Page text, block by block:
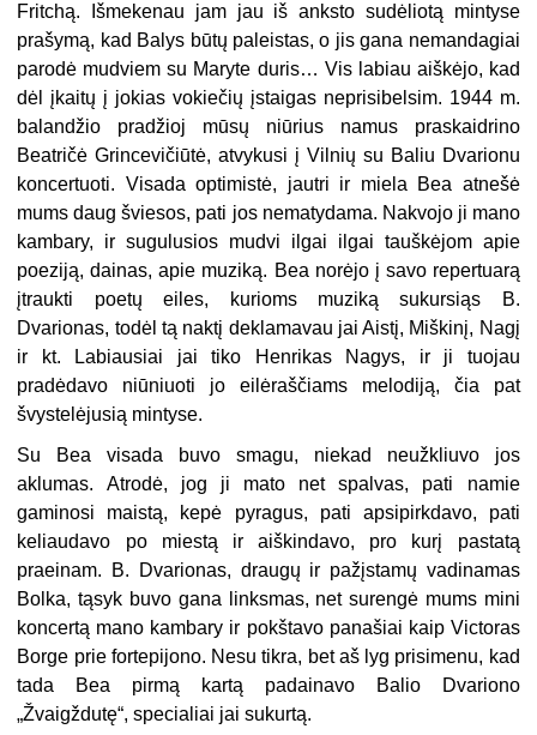
Fritchą. Išmekenau jam jau iš anksto sudėliotą mintyse
prašymą, kad Balys būtų paleistas, o jis gana nemandagiai
parodė mudviem su Maryte duris… Vis labiau aiškėjo, kad
dėl įkaitų į jokias vokiečių įstaigas neprisibelsim. 1944 m.
balandžio pradžioj mūsų niūrius namus praskaidrino
Beatričė Grincevičiūtė, atvykusi į Vilnių su Baliu Dvarionu
koncertuoti. Visada optimistė, jautri ir miela Bea atnešė
mums daug šviesos, pati jos nematydama. Nakvojo ji mano
kambary, ir sugulusios mudvi ilgai ilgai tauškėjom apie
poeziją, dainas, apie muziką. Bea norėjo į savo repertuarą
įtraukti poetų eiles, kurioms muziką sukursiąs B.
Dvarionas, todėl tą naktį deklamavau jai Aistį, Miškinį, Nagį
ir kt. Labiausiai jai tiko Henrikas Nagys, ir ji tuojau
pradėdavo niūniuoti jo eilėraščiams melodiją, čia pat
švystelėjusią mintyse.
Su Bea visada buvo smagu, niekad neužkliuvo jos
aklumas. Atrodė, jog ji mato net spalvas, pati namie
gaminosi maistą, kepė pyragus, pati apsipirkdavo, pati
keliaudavo po miestą ir aiškindavo, pro kurį pastatą
praeinam. B. Dvarionas, draugų ir pažįstamų vadinamas
Bolka, tąsyk buvo gana linksmas, net surengė mums mini
koncertą mano kambary ir pokštavo panašiai kaip Victoras
Borge prie fortepijono. Nesu tikra, bet aš lyg prisimenu, kad
tada Bea pirmą kartą padainavo Balio Dvariono
„Žvaigždutę“, specialiai jai sukurtą.